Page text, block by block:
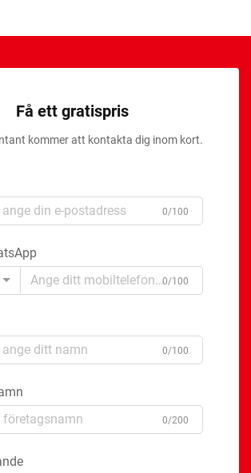
Få ett gratispris
kommer att kontakta dig inom kort.
0/100
0/100
0/100
0/200